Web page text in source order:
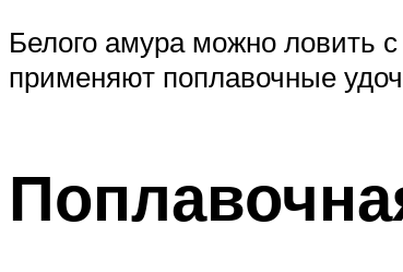
Белого амура можно ловить
применяют поплавочные